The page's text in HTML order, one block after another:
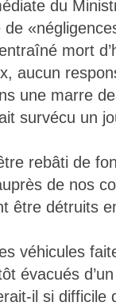
du
mort
aucun
une marre
survécu un
rebâti de
de nos
être détruits
véhicules
évacués
il si difficile